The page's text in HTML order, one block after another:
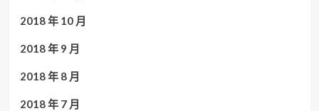
2018 年 10 月
2018 年 9 月
2018 年 8 月
2018 年 7 月